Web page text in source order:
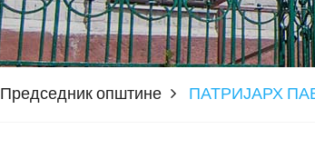
Председник општине ПАТРИЈАРХ